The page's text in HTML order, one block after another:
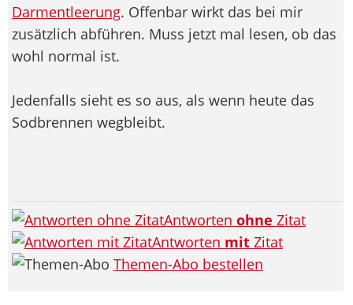
Darmentleerung. Offenbar wirkt das bei mir
zusätzlich abführen. Muss jetzt mal lesen, ob das
wohl normal ist.
Jedenfalls sieht es so aus, als wenn heute das
Sodbrennen wegbleibt.
Antworten ohne Zitat
Antworten mit Zitat
Themen-Abo bestellen